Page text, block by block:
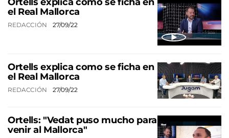
el Real Mallorca
REDACCIÓN 27/09/22
Ortells explica como se ficha en
el Real Mallorca
REDACCIÓN 27/09/22
Ortells: "Vedat puso mucho para
venir al Mallorca"